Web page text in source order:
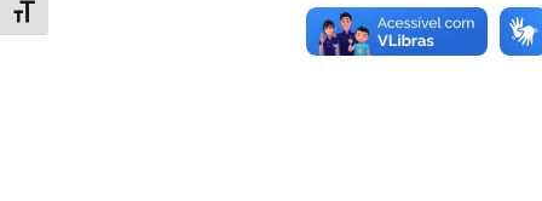
Alternar tamanho da fonte